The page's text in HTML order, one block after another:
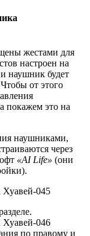
жестами для
настроен на
наушник будет
от этого
покажем это на
наушниками,
через
«AI Life» (они
по правому и